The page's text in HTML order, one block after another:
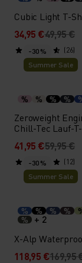
Cubic Light T-
34,95 €49,95 €
(26)
-30 %
Summer Sale
% % % %
Zeroweight
Chill-Tec Lauf-
41,95 €59,95 €
(12)
-30 %
Summer Sale
% % % %
%
+ 2
X-Alp
118,95 €169,95